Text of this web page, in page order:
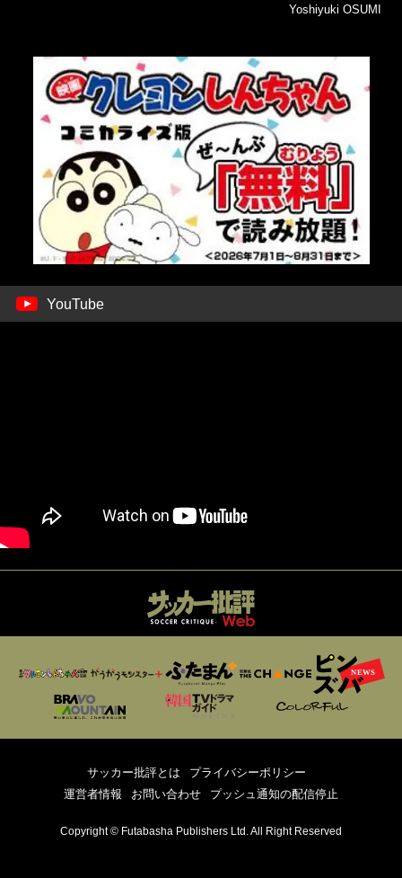
Yoshiyuki OSUMI
YouTube
サッカー批評とは
プライバシーポリシー
運営者情報
お問い合わせ プッシュ通知の配信停止
Copyright © Futabasha Publishers Ltd. All Right Reserved